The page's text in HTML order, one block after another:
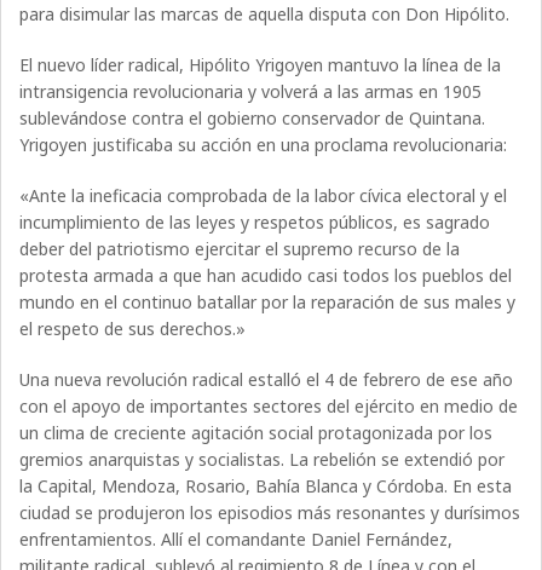
para disimular las marcas de aquella disputa con Don Hipólito.
El nuevo líder radical, Hipólito Yrigoyen mantuvo la línea de la
intransigencia revolucionaria y volverá a las armas en 1905
sublevándose contra el gobierno conservador de Quintana.
Yrigoyen justificaba su acción en una proclama revolucionaria:
«Ante la ineficacia comprobada de la labor cívica electoral y el
incumplimiento de las leyes y respetos públicos, es sagrado
deber del patriotismo ejercitar el supremo recurso de la
protesta armada a que han acudido casi todos los pueblos del
mundo en el continuo batallar por la reparación de sus males y
el respeto de sus derechos.»
Una nueva revolución radical estalló el 4 de febrero de ese año
con el apoyo de importantes sectores del ejército en medio de
un clima de creciente agitación social protagonizada por los
gremios anarquistas y socialistas. La rebelión se extendió por
la Capital, Mendoza, Rosario, Bahía Blanca y Córdoba. En esta
ciudad se produjeron los episodios más resonantes y durísimos
enfrentamientos. Allí el comandante Daniel Fernández,